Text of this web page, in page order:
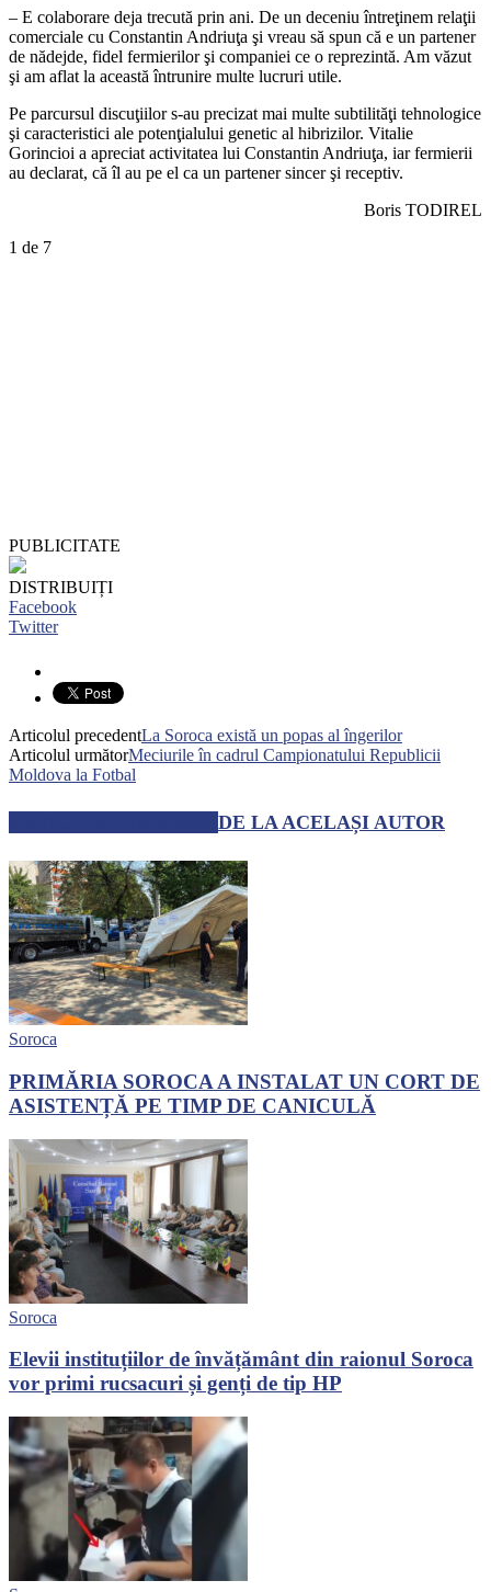
– E colaborare deja trecută prin ani. De un deceniu întreţinem relaţii
comerciale cu Constantin Andriuţa şi vreau să spun că e un partener
de nădejde, fidel fermierilor şi companiei ce o reprezintă. Am văzut
şi am aflat la această întrunire multe lucruri utile.
Pe parcursul discuţiilor s-au precizat mai multe subtilităţi tehnologice
şi caracteristici ale potenţialului genetic al hibrizilor. Vitalie
Gorincioi a apreciat activitatea lui Constantin Andriuţa, iar fermierii
au declarat, că îl au pe el ca un partener sincer şi receptiv.
Boris TODIREL
1 de 7
PUBLICITATE
DISTRIBUIȚI
Facebook
Twitter
Articolul precedentLa Soroca există un popas al îngerilor
Articolul următorMeciurile în cadrul Campionatului Republicii
Moldova la Fotbal
DE LA ACELAȘI AUTOR
Soroca
PRIMĂRIA SOROCA A INSTALAT UN CORT DE
ASISTENȚĂ PE TIMP DE CANICULĂ
Soroca
Elevii instituțiilor de învățământ din raionul Soroca
vor primi rucsacuri și genți de tip HP